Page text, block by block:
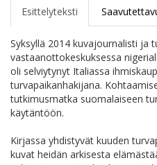
Esittelyteksti
Syksyllä 2014 kuvajournalisti ja
vastaanottokeskuksessa
oli selviytynyt Italiassa
turvapaikanhakijana.
tutkimusmatka suomalaiseen
käytäntöön.
Kirjassa yhdistyvät kuuden
kuvat heidän arkisesta